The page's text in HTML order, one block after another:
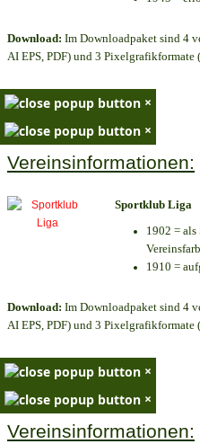
Download: Im Downloadpaket sind 4
AI EPS, PDF) und 3 Pixelgrafikformate
×
×
Vereinsinformationen:
Sportklub Liga
1902 =
1910 =
Download: Im Downloadpaket sind 4
AI EPS, PDF) und 3 Pixelgrafikformate
×
×
Vereinsinformationen: